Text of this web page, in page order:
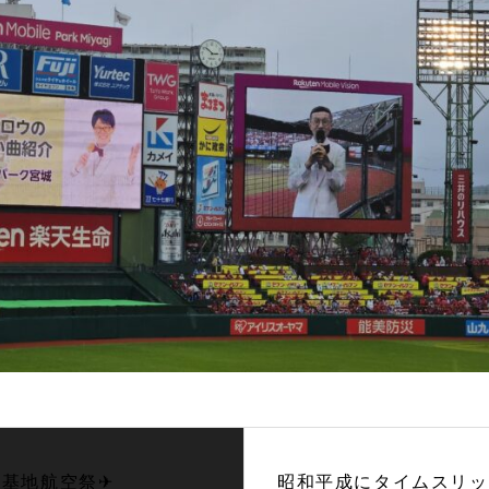
地航空祭✈ 昭和平成にタイムスリ